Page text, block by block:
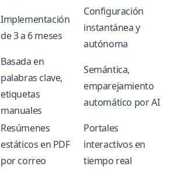
Implementación
de 3 a 6 meses
Configuración
instantánea y
autónoma
Basada en
palabras clave,
etiquetas
manuales
Semántica,
emparejamiento
automático por AI
Resúmenes
estáticos en PDF
por correo
Portales
interactivos en
tiempo real